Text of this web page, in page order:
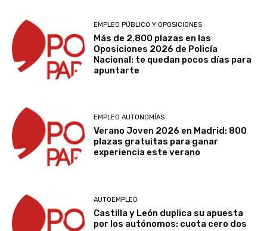
EMPLEO PÚBLICO Y OPOSICIONES
Más de 2.800 plazas en las
Oposiciones 2026 de Policía
Nacional: te quedan pocos días para
apuntarte
EMPLEO AUTONOMÍAS
Verano Joven 2026 en Madrid: 800
plazas gratuitas para ganar
experiencia este verano
AUTOEMPLEO
Castilla y León duplica su apuesta
por los autónomos: cuota cero dos